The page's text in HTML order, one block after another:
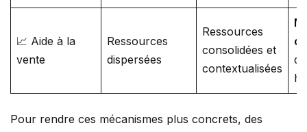
📈 Aide à la
vente
Ressources
dispersées
Ressources
consolidées et
contextualisées
Pour rendre ces mécanismes plus concrets, des